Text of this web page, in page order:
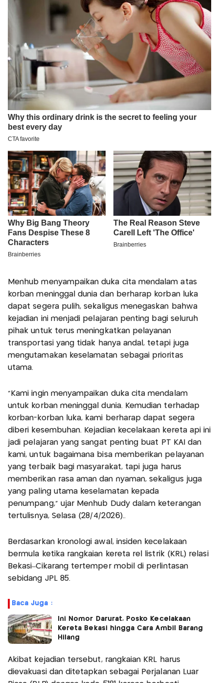
Menhub menyampaikan duka cita mendalam atas
korban meninggal dunia dan berharap korban luka
dapat segera pulih, sekaligus menegaskan bahwa
kejadian ini menjadi pelajaran penting bagi seluruh
pihak untuk terus meningkatkan pelayanan
transportasi yang tidak hanya andal, tetapi juga
mengutamakan keselamatan sebagai prioritas
utama.
“Kami ingin menyampaikan duka cita mendalam
untuk korban meninggal dunia. Kemudian terhadap
korban-korban luka, kami berharap dapat segera
diberi kesembuhan. Kejadian kecelakaan kereta api ini
jadi pelajaran yang sangat penting buat PT KAI dan
kami, untuk bagaimana bisa memberikan pelayanan
yang terbaik bagi masyarakat, tapi juga harus
memberikan rasa aman dan nyaman, sekaligus juga
yang paling utama keselamatan kepada
penumpang,” ujar Menhub Dudy dalam keterangan
tertulisnya, Selasa (28/4/2026)..
Berdasarkan kronologi awal, insiden kecelakaan
bermula ketika rangkaian kereta rel listrik (KRL) relasi
Bekasi–Cikarang tertemper mobil di perlintasan
sebidang JPL 85.
Baca Juga :
Ini Nomor Darurat, Posko Kecelakaan
Kereta Bekasi hingga Cara Ambil Barang
Hilang
Akibat kejadian tersebut, rangkaian KRL harus
dievakuasi dan ditetapkan sebagai Perjalanan Luar